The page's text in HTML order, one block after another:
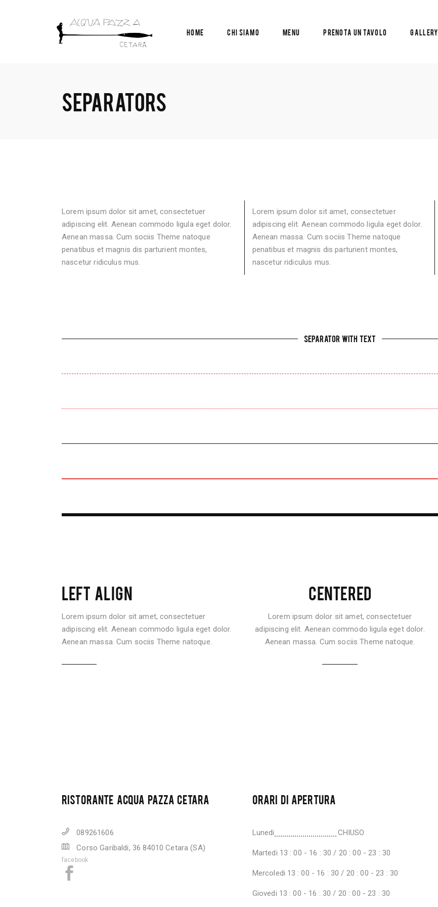
Home Chi siamo Menu Prenota un tavolo Gallery
SEPARATORS
Lorem ipsum dolor sit amet, consectetuer
adipiscing elit. Aenean commodo ligula eget dolor.
Aenean massa. Cum sociis Theme natoque
penatibus et magnis dis parturient montes,
nascetur ridiculus mus.
Lorem ipsum dolor sit amet, consectetuer
adipiscing elit. Aenean commodo ligula eget dolor.
Aenean massa. Cum sociis Theme natoque
penatibus et magnis dis parturient montes,
nascetur ridiculus mus.
SEPARATOR WITH TEXT
LEFT ALIGN
Lorem ipsum dolor sit amet, consectetuer
adipiscing elit. Aenean commodo ligula eget dolor.
Aenean massa. Cum sociis Theme natoque.
CENTERED
Lorem ipsum dolor sit amet, consectetuer
adipiscing elit. Aenean commodo ligula eget dolor.
Aenean massa. Cum sociis Theme natoque.
RISTORANTE ACQUA PAZZA CETARA
089261606
Corso Garibaldi, 36 84010 Cetara (SA)
facebook
ORARI DI APERTURA
Lunedi CHIUSO
Martedi 13 : 00 - 16 : 30 / 20 : 00 - 23 : 30
Mercoledi 13 : 00 - 16 : 30 / 20 : 00 - 23 : 30
Giovedi 13 : 00 - 16 : 30 / 20 : 00 - 23 : 30